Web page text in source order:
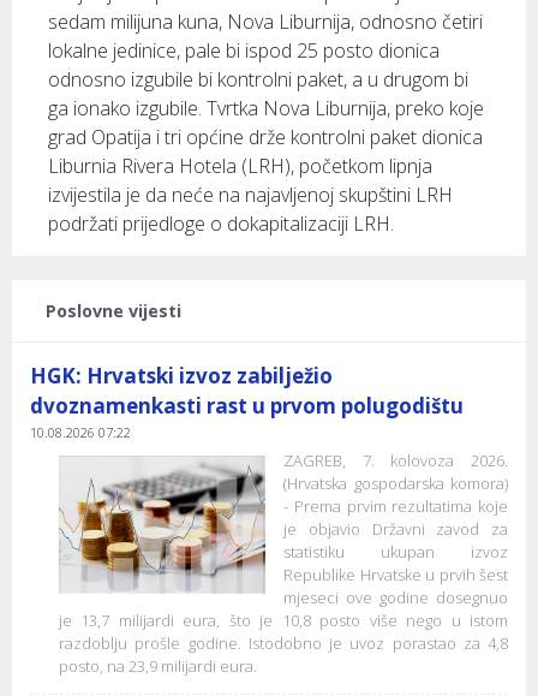
sedam milijuna kuna, Nova Liburnija, odnosno četiri
lokalne jedinice, pale bi ispod 25 posto dionica
odnosno izgubile bi kontrolni paket, a u drugom bi
ga ionako izgubile. Tvrtka Nova Liburnija, preko koje
grad Opatija i tri općine drže kontrolni paket dionica
Liburnia Rivera Hotela (LRH), početkom lipnja
izvijestila je da neće na najavljenoj skupštini LRH
podržati prijedloge o dokapitalizaciji LRH.
Poslovne vijesti
HGK: Hrvatski izvoz zabilježio
dvoznamenkasti rast u prvom polugodištu
10.08.2026 07:22
ZAGREB, 7. kolovoza 2026.
(Hrvatska gospodarska komora)
- Prema prvim rezultatima koje
je objavio Državni zavod za
statistiku ukupan izvoz
Republike Hrvatske u prvih šest
mjeseci ove godine dosegnuo
je 13,7 milijardi eura, što je 10,8 posto više nego u istom
razdoblju prošle godine. Istodobno je uvoz porastao za 4,8
posto, na 23,9 milijardi eura.